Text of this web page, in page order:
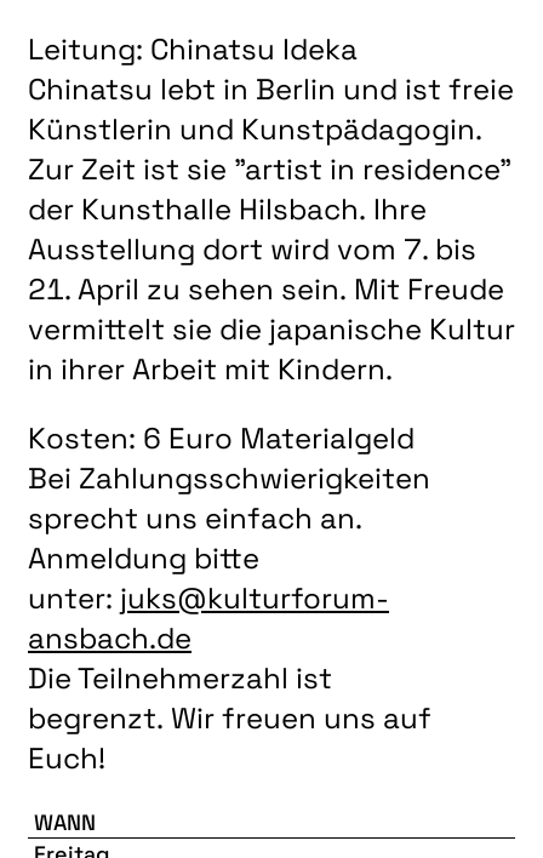
Leitung: Chinatsu Ideka
Chinatsu lebt in Berlin und ist freie
Künstlerin und Kunstpädagogin.
Zur Zeit ist sie "artist in residence"
der Kunsthalle Hilsbach. Ihre
Ausstellung dort wird vom 7. bis
21. April zu sehen sein. Mit Freude
vermittelt sie die japanische Kultur
in ihrer Arbeit mit Kindern.
Kosten: 6 Euro Materialgeld
Bei Zahlungsschwierigkeiten
sprecht uns einfach an.
Anmeldung bitte
unter: juks@kulturforum-
ansbach.de
Die Teilnehmerzahl ist
begrenzt. Wir freuen uns auf
Euch!
WANN